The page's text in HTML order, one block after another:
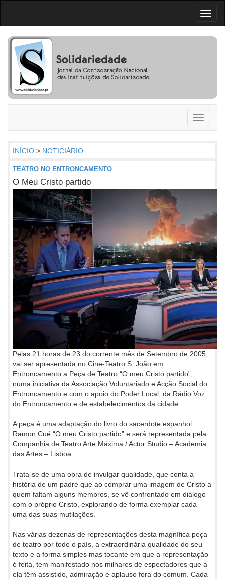
Toggle
INÍCIO > NOTICIÁRIO
TEATRO NO ENTRONCAMENTO
O Meu Cristo partido
Pelas 21 horas de 23 do corrente mês de Setembro de 2005,
vai ser apresentada no Cine-Teatro S. João em
Entroncamento a Peça de Teatro “O meu Cristo partido”,
numa iniciativa da Associação Voluntariado e Acção Social do
Entroncamento e com o apoio do Poder Local, da Rádio Voz
do Entroncamento e de estabelecimentos da cidade.
A peça é uma adaptação do livro do sacerdote espanhol
Ramon Cué “O meu Cristo partido” e será representada pela
Companhia de Teatro Arte Máxima / Actor Studio – Academia
das Artes – Lisboa.
Trata-se de uma obra de invulgar qualidade, que conta a
história de um padre que ao comprar uma imagem de Cristo a
quem faltam alguns membros, se vê confrontado em diálogo
com o próprio Cristo, explorando de forma exemplar cada
uma das suas mutilações.
Nas várias dezenas de representações desta magnífica peça
de teatro por todo o país, a extraordinária qualidade do seu
texto e a forma simples mas tocante em que a representação
é feita, tem manifestado nos milhares de espectadores que a
ela têm assistido, admiração e aplauso fora do comum. Cada